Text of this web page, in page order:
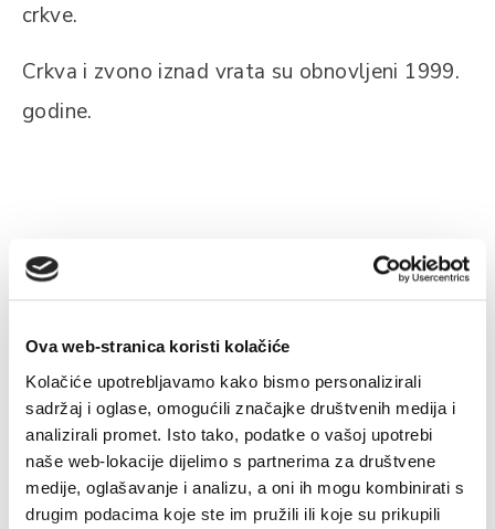
Ova web-stranica koristi kolačiće
Kolačiće upotrebljavamo kako bismo personalizirali
sadržaj i oglase, omogućili značajke društvenih medija i
analizirali promet. Isto tako, podatke o vašoj upotrebi
naše web-lokacije dijelimo s partnerima za društvene
medije, oglašavanje i analizu, a oni ih mogu kombinirati s
drugim podacima koje ste im pružili ili koje su prikupili
crkve.
Crkva i zvono iznad vrata su obnovljeni 1999.
godine.
Ribarski muzej
Radno vrijeme: od 9:00 -21 h svaki dan osim ponedjeljkom